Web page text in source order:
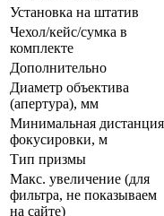
Установка на штатив
Чехол/кейс/сумка в
комплекте
Дополнительно
Диаметр объектива
(апертура), мм
Минимальная дистанция
фокусировки, м
Тип призмы
Макс. увеличение (для
фильтра, не показываем
на сайте)